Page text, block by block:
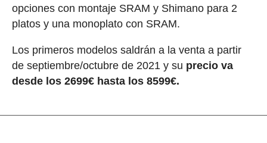
opciones con montaje SRAM y Shimano para 2
platos y una monoplato con SRAM.
Los primeros modelos saldrán a la venta a partir
de septiembre/octubre de 2021 y su precio va
desde los 2699€ hasta los 8599€.